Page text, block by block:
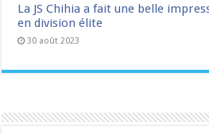
La JS Chihia a fait une belle
en division élite
30 août 2023